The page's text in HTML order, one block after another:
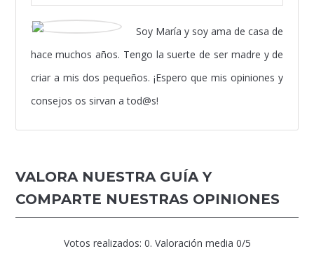
Soy María y soy ama de casa de
hace muchos años. Tengo la suerte de ser madre y de
criar a mis dos pequeños. ¡Espero que mis opiniones y
consejos os sirvan a tod@s!
VALORA NUESTRA GUÍA Y
COMPARTE NUESTRAS OPINIONES
Votos realizados: 0. Valoración media 0/5